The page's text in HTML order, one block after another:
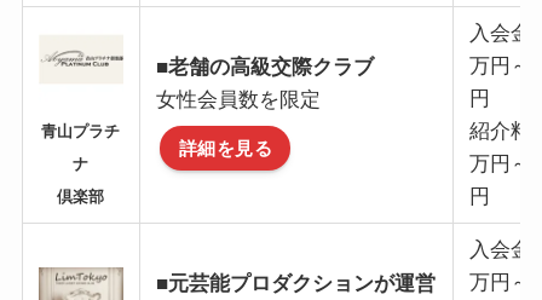
青山プラチ
ナ
倶楽部
■老舗の高級交際クラブ
女性会員数を限定
詳細を見る
入会金
万円～
円
紹介料
万円～
円
■元芸能プロダクションが運営
入会金
万円～